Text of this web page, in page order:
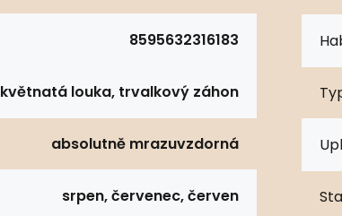
8595632316183
květnatá louka, trvalkový záhon
absolutně mrazuvzdorná
srpen, červenec, červen